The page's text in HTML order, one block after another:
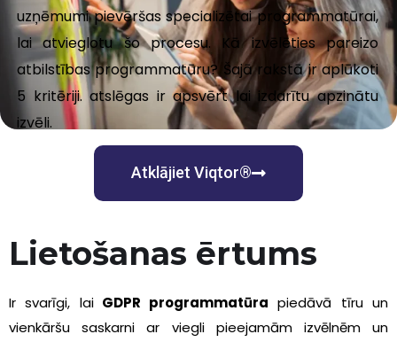
uzņēmumi pievēršas specializētai programmatūrai,
lai atvieglotu šo procesu. Kā izvēlēties pareizo
atbilstības programmatūru? Šajā rakstā ir aplūkoti
5 kritēriji.atslēgas irapsvērtlai izdarītu apzinātu
izvēli.
Atklājiet Viqtor®
Lietošanas ērtums
Ir svarīgi, laiGDPR programmatūra piedāvā tīru un
vienkāršu saskarni ar viegli pieejamām izvēlnēm un